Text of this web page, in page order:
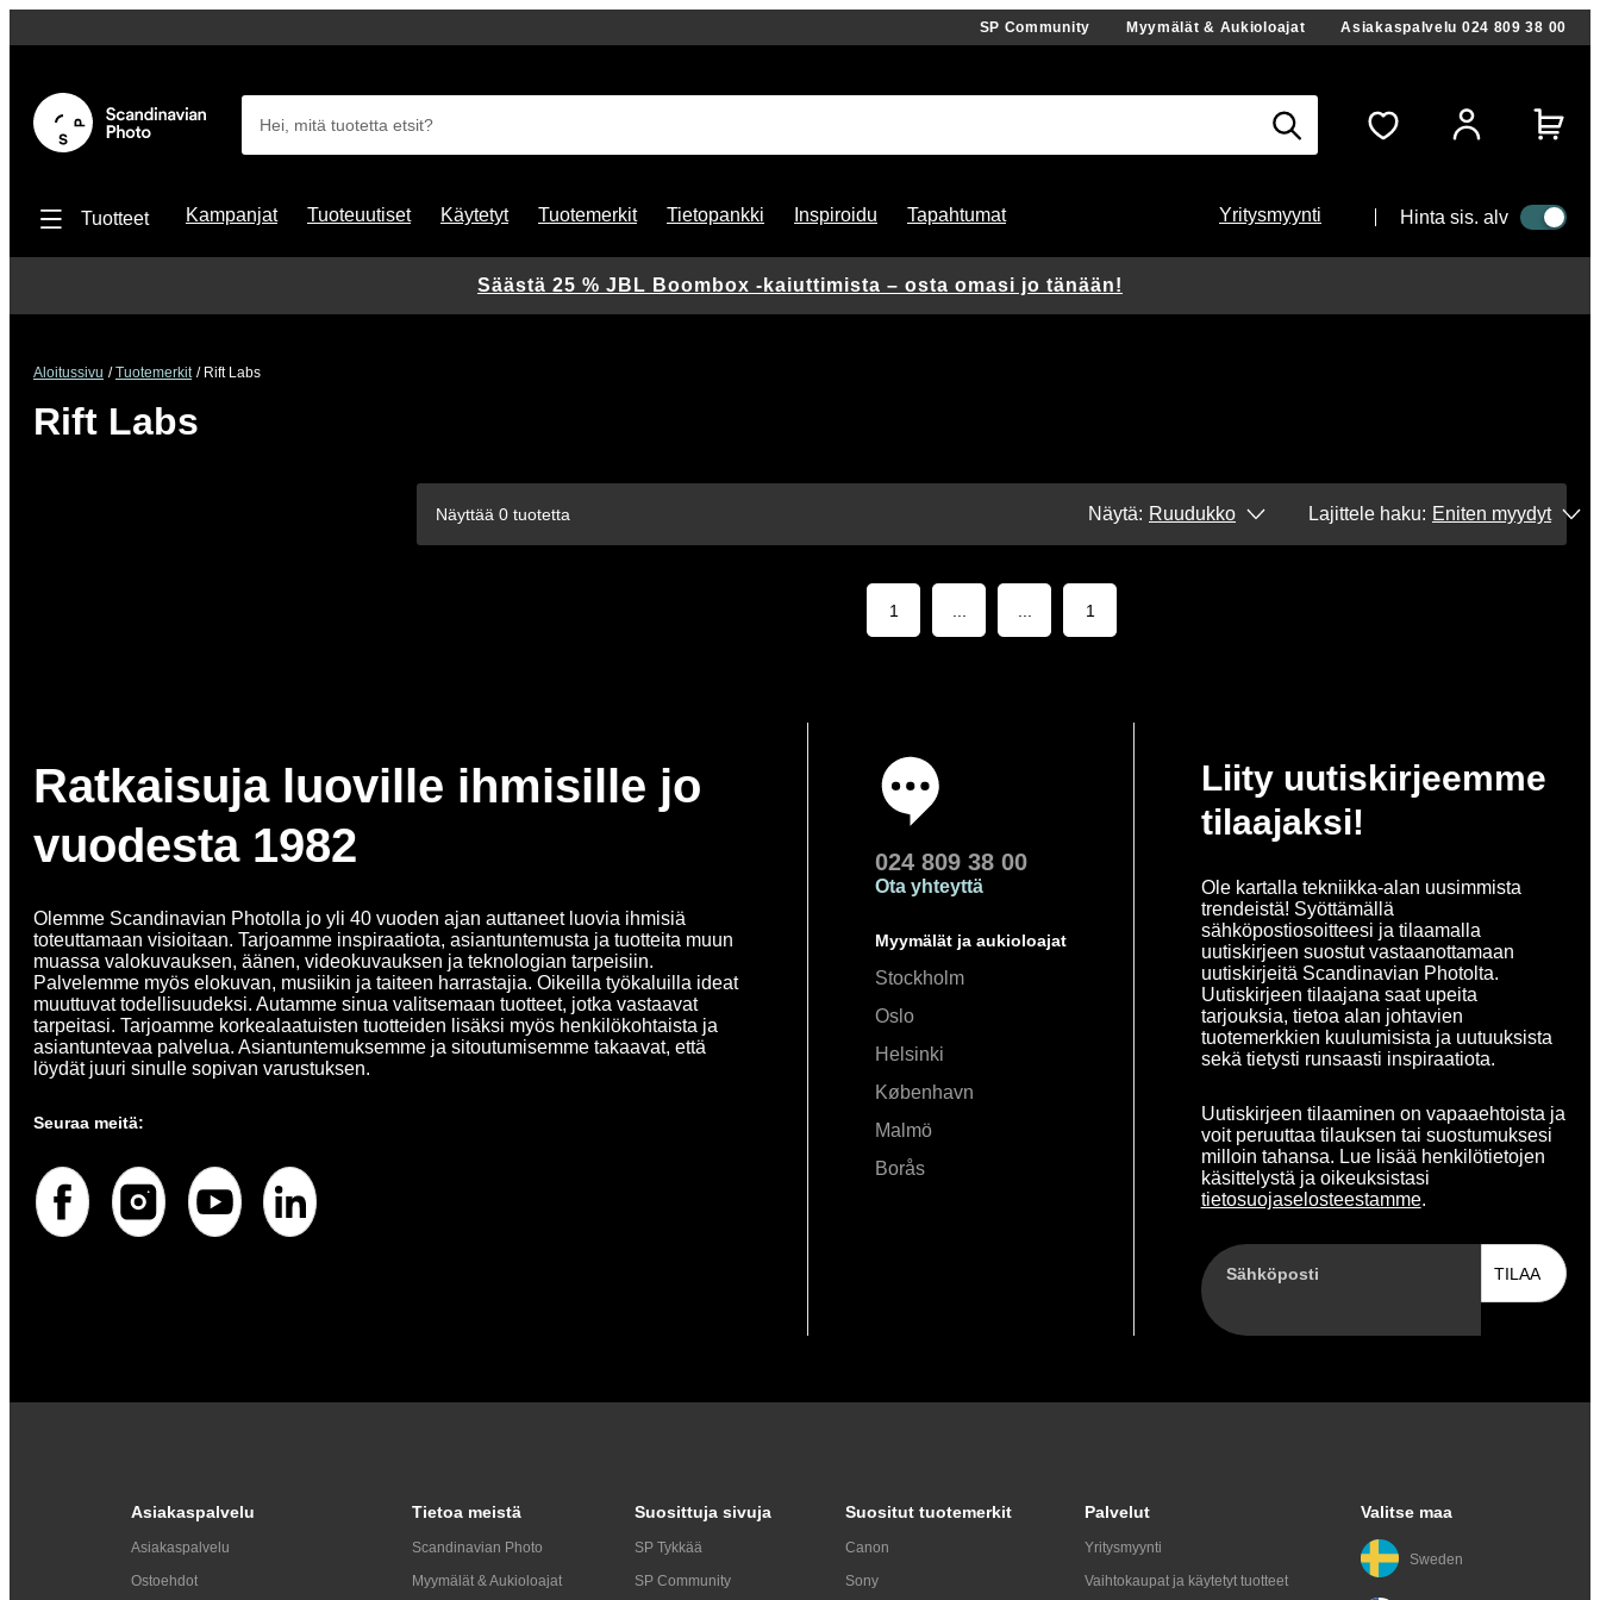
SP Community Myymälät & Aukioloajat Asiakaspalvelu 024 809 38 00
Hei, mitä tuotetta etsit?
Tuotteet Kampanjat Tuoteuutiset Käytetyt Tuotemerkit Tietopankki Inspiroidu Tapahtumat Yritysmyynti Hinta sis. alv
Aloitussivu Tuotemerkit Rift Labs
Rift Labs
Näyttää 0 tuotetta Näytä: Ruudukko Lajittele haku: Eniten myydyt
1 1
Ratkaisuja luoville ihmisille jo
vuodesta 1982
Olemme Scandinavian Photolla jo yli 40 vuoden ajan auttaneet luovia ihmisiä
toteuttamaan visioitaan. Tarjoamme inspiraatiota, asiantuntemusta ja tuotteita muun
muassa valokuvauksen, äänen, videokuvauksen ja teknologian tarpeisiin.
Palvelemme myös elokuvan, musiikin ja taiteen harrastajia. Oikeilla työkaluilla ideat
muuttuvat todellisuudeksi. Autamme sinua valitsemaan tuotteet, jotka vastaavat
tarpeitasi. Tarjoamme korkealaatuisten tuotteiden lisäksi myös henkilökohtaista ja
asiantuntevaa palvelua. Asiantuntemuksemme ja sitoutumisemme takaavat, että
löydät juuri sinulle sopivan varustuksen.
Seuraa meitä:
024 809 38 00
Ota yhteyttä
Myymälät ja aukioloajat
Stockholm
Oslo
Helsinki
København
Malmö
Borås
Liity uutiskirjeemme
tilaajaksi!
Ole kartalla tekniikka-alan uusimmista
trendeistä! Syöttämällä
sähköpostiosoitteesi ja tilaamalla
uutiskirjeen suostut vastaanottamaan
uutiskirjeitä Scandinavian Photolta.
Uutiskirjeen tilaajana saat upeita
tarjouksia, tietoa alan johtavien
tuotemerkkien kuulumisista ja uutuuksista
sekä tietysti runsaasti inspiraatiota.
Uutiskirjeen tilaaminen on vapaaehtoista ja
voit peruuttaa tilauksen tai suostumuksesi
milloin tahansa. Lue lisää henkilötietojen
käsittelystä ja oikeuksistasi
tietosuojaselosteestamme.
Sähköposti TILAA
Asiakaspalvelu
Asiakaspalvelu
Ostoehdot
Tietoa meistä
Scandinavian Photo
Myymälät & Aukioloajat
Suosittuja sivuja
SP Tykkää
SP Community
Suositut tuotemerkit
Canon
Sony
Palvelut
Yritysmyynti
Vaihtokaupat ja käytetyt tuotteet
Valitse maa
Sweden
Säästä 25 % JBL Boombox -kaiuttimista – osta omasi jo tänään!